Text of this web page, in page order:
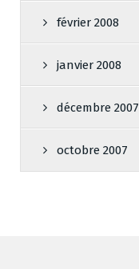
février 2008
janvier 2008
décembre 2007
octobre 2007